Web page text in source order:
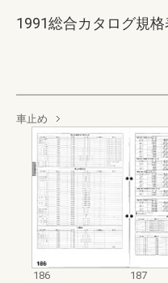
1991総合カタログ規
車止め
186
187